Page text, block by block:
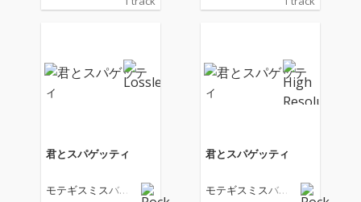
るENBUゼミナール・
2026年6月19日(金)より
新宿武蔵野館ほか全国
順次公開。
るENBUゼミナール・
2026年6月19日(金)より
新宿武蔵野館ほか全国
順次公開。
君とスパゲッティ
モテギスミスバン
君とスパゲッティ
モテギスミスバン